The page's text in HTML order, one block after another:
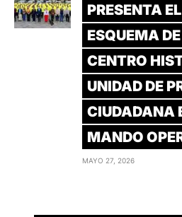
PRESENTA
ESQUEMA
CENTRO
UNIDAD DE
CIUDADANA
MANDO
MAYO 27, 2026